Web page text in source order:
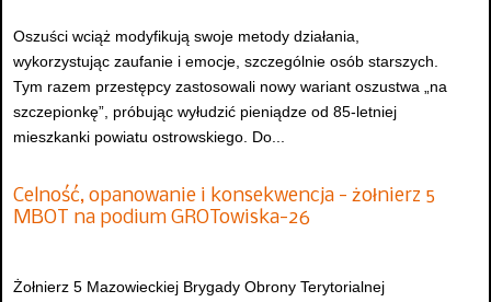
Oszuści wciąż modyfikują swoje metody działania,
wykorzystując zaufanie i emocje, szczególnie osób starszych.
Tym razem przestępcy zastosowali nowy wariant oszustwa „na
szczepionkę”, próbując wyłudzić pieniądze od 85-letniej
mieszkanki powiatu ostrowskiego. Do...
Celność, opanowanie i konsekwencja - żołnierz 5
MBOT na podium GROTowiska-26
Żołnierz 5 Mazowieckiej Brygady Obrony Terytorialnej